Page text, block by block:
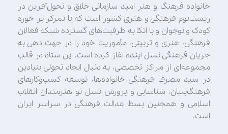
خانواده فرهنگ و هنر امید سازمانی خلاق و تحول‌آفرین در
زیست‌بوم فرهنگی و هنری کشور است که با تمرکز بر حوزه
کودک و نوجوان و با اتکا به ظرفیت‌های گسترده شبکه فعالان
فرهنگی، هنری و تربیتی، مأموریت خود را در جهت‌ دهی به
جریان فرهنگی نسل آینده آغاز کرده است. این ستاد در قالب
مجموعه‌ای از مراکز تخصصی، به دنبال ایجاد تحولی بنیادین
در سبد مصرف فرهنگی خانواده‌ها، توسعه کسب‌وکارهای
فرهنگ‌بنیان، شناسایی و پرورش نسل نو هنرمندان انقلاب
اسلامی و همچنین بسط عدالت فرهنگی در سراسر ایران
است.